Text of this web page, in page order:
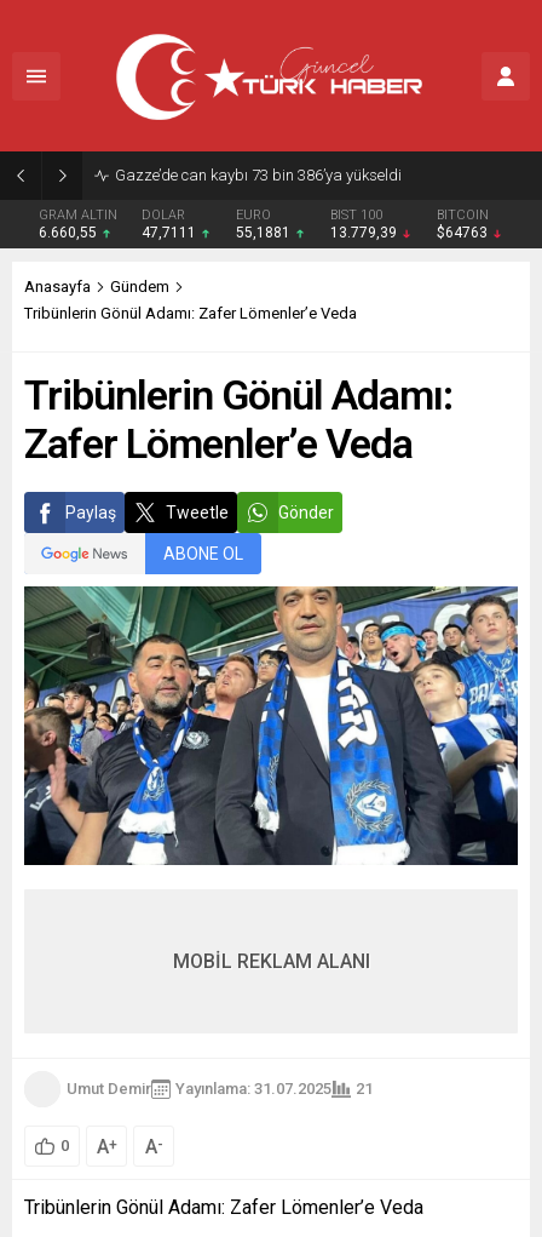
Kıyılarda yeni dönem
GRAM ALTIN
6.660,55
DOLAR
47,7111
EURO
55,1881
BIST 100
13.779,39
BITCOIN
$64763
Anasayfa
Gündem
Tribünlerin Gönül Adamı: Zafer Lömenler’e Veda
Tribünlerin Gönül Adamı:
Zafer Lömenler’e Veda
Paylaş Tweetle Gönder
ABONE OL
MOBİL REKLAM ALANI
Umut Demir Yayınlama: 31.07.2025 21
0 A+ A-
Tribünlerin Gönül Adamı: Zafer Lömenler’e Veda